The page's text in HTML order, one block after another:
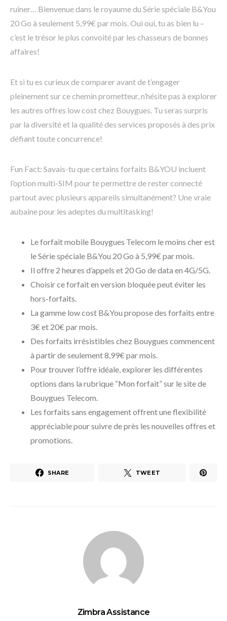
ruiner… Bienvenue dans le royaume du Série spéciale B&You
20 Go à seulement 5,99€ par mois. Oui oui, tu as bien lu –
c’est le trésor le plus convoité par les chasseurs de bonnes
affaires!
Et si tu es curieux de comparer avant de t’engager
pleinement sur ce chemin prometteur, n’hésite pas à explorer
les autres offres low cost chez Bouygues. Tu seras surpris
par la diversité et la qualité des services proposés à des prix
défiant toute concurrence!
Fun Fact: Savais-tu que certains forfaits B&YOU incluent
l’option multi-SIM pour te permettre de rester connecté
partout avec plusieurs appareils simultanément? Une vraie
aubaine pour les adeptes du multitasking!
Le forfait mobile Bouygues Telecom le moins cher est
le Série spéciale B&You 20 Go à 5,99€ par mois.
Il offre 2 heures d’appels et 20 Go de data en 4G/5G.
Choisir ce forfait en version bloquée peut éviter les
hors-forfaits.
La gamme low cost B&You propose des forfaits entre
3€ et 20€ par mois.
Des forfaits irrésistibles chez Bouygues commencent
à partir de seulement 8,99€ par mois.
Pour trouver l’offre idéale, explorer les différentes
options dans la rubrique “Mon forfait” sur le site de
Bouygues Telecom.
Les forfaits sans engagement offrent une flexibilité
appréciable pour suivre de près les nouvelles offres et
promotions.
SHARE TWEET
Zimbra Assistance